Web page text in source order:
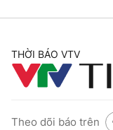
THỜI BÁO VTV
Theo dõi báo trên